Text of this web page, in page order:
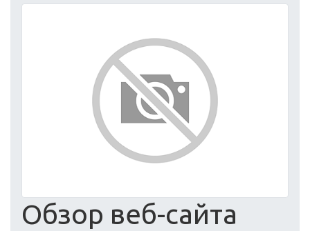
Обзор веб-сайта